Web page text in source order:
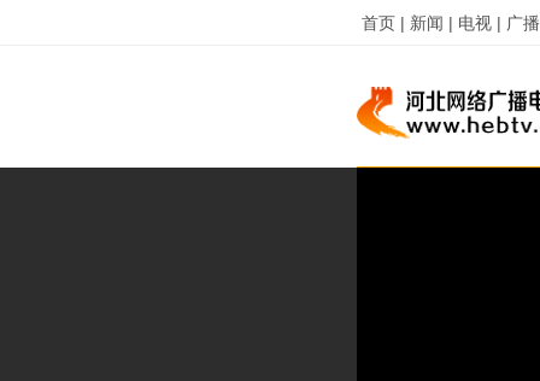
首页 | 新闻 | 电视 | 广